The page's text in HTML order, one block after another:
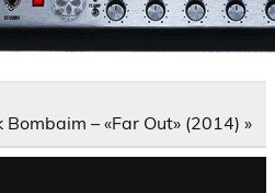
Bombaim – «Far Out» (2014) »